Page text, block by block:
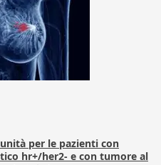
per le pazienti con
hr+/her2- e con tumore al